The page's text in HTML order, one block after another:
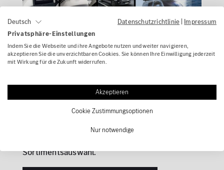
den nützlichen Helfern von Mercedes-Benz
kommen Sie bequem an jedes Ziel! Lassen Sie
Sortimentsauswahl.
Deutsch Datenschutzrichtlinie | Impressum
Privatsphäre-Einstellungen
Indem Sie die Webseite und ihre Angebote nutzen und weiter navigieren,
akzeptieren Sie die unverzichtbaren Cookies. Sie können Ihre Einwilligung jederzeit
mit Wirkung für die Zukunft widerrufen.
Akzeptieren
Cookie Zustimmungsoptionen
Nur notwendige